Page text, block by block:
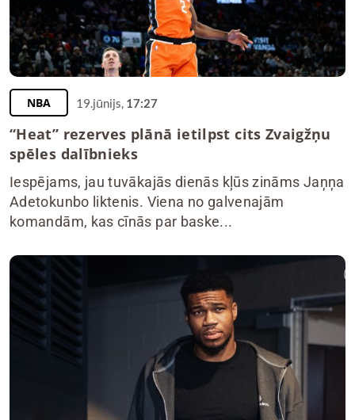
NBA 19.jūnijs, 17:27
“Heat” rezerves plānā ietilpst cits Zvaigžņu
spēles dalībnieks
Iespējams, jau tuvākajās dienās kļūs zināms Jaņņa
Adetokunbo liktenis. Viena no galvenajām
komandām, kas cīnās par baske...